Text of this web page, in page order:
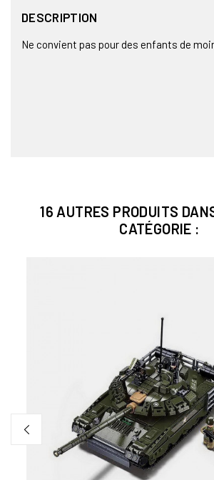
DESCRIPTION
Ne convient pas pour des enfants de
16 AUTRES PRODUITS
CATÉGORIE :